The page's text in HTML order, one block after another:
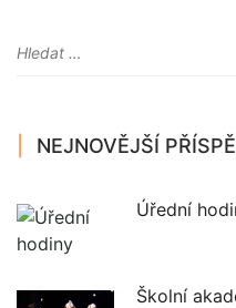
NEJNOVĚJŠÍ
Úřední
Školní